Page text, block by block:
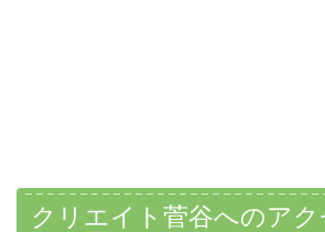
クリエイト菅谷へのアク